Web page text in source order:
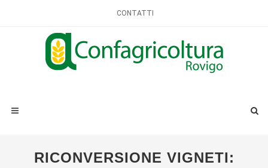
CONTATTI
RICONVERSIONE VIGNETI: